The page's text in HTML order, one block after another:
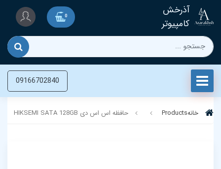
آذرخش
کامپیوتر
0
09166702840
خانهProducts حافظه اس اس دی HIKSEMI SATA 128GB